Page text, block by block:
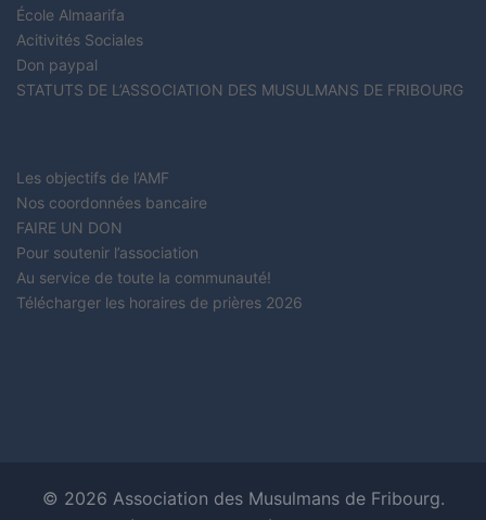
École Almaarifa
Acitivités Sociales
Don paypal
STATUTS DE L’ASSOCIATION DES MUSULMANS DE FRIBOURG
Les objectifs de l’AMF
Nos coordonnées bancaire
FAIRE UN DON
Pour soutenir l’association
Au service de toute la communauté!
Télécharger les horaires de prières 2026
© 2026 Association des Musulmans de Fribourg.